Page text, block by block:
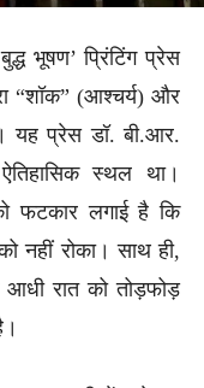
भूषण’ प्रिंटिंग प्रेस
“शॉक” (आश्चर्य) और
यह प्रेस डॉ. बी.आर.
स्थल था।
फटकार लगाई है कि
नहीं रोका। साथ ही,
आधी रात को तोड़फोड़